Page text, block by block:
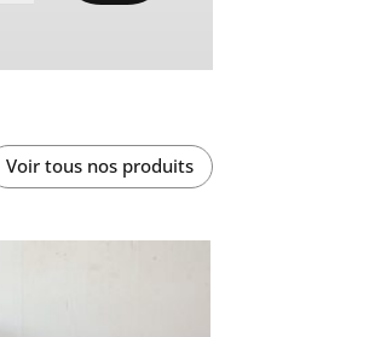
Voir tous nos produits